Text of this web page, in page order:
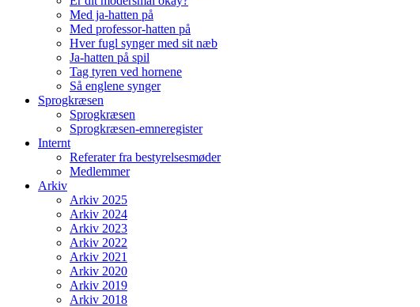
Med ja-hatten på
Med professor-hatten på
Hver fugl synger med sit næb
Ja-hatten på spil
Tag tyren ved hornene
Så englene synger
Sprogkræsen
Sprogkræsen
Sprogkræsen-emneregister
Internt
Referater fra bestyrelsesmøder
Medlemmer
Arkiv
Arkiv 2025
Arkiv 2024
Arkiv 2023
Arkiv 2022
Arkiv 2021
Arkiv 2020
Arkiv 2019
Arkiv 2018